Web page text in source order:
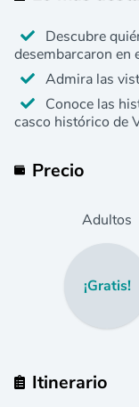
Descubre
desembarcaron en
Admira las
Conoce las
casco histórico de
Precio
Adultos
¡Gratis!
Itinerario